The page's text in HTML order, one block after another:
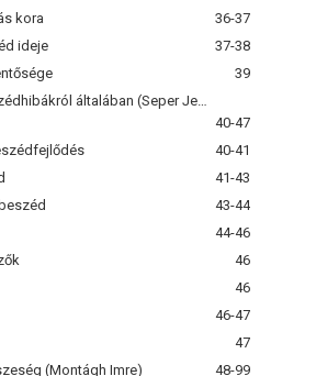
kora
36-37
ideje
37-38
39
40-47
40-41
41-43
43-44
44-46
46
46
46-47
47
(Montágh Imre)
48-99